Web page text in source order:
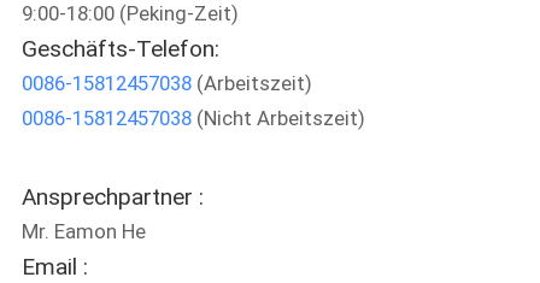
TRETEN
SIE
MIT
IN
VERBINDUNG
9:00-18:00 (Peking-Zeit)
Geschäfts-Telefon:
0086-15812457038(Arbeitszeit)
0086-15812457038(Nicht Arbeitszeit)
Ansprechpartner :
Mr. Eamon He
Email :